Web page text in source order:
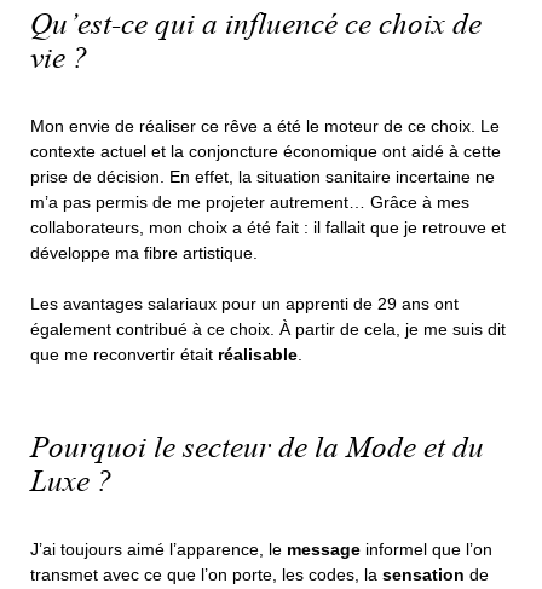
Qu’est-ce qui a influencé ce choix de
vie ?
Mon envie de réaliser ce rêve a été le moteur de ce choix. Le
contexte actuel et la conjoncture économique ont aidé à cette
prise de décision. En effet, la situation sanitaire incertaine ne
m’a pas permis de me projeter autrement… Grâce à mes
collaborateurs, mon choix a été fait : il fallait que je retrouve et
développe ma fibre artistique.
Les avantages salariaux pour un apprenti de 29 ans ont
également contribué à ce choix. À partir de cela, je me suis dit
que me reconvertir était réalisable
Pourquoi le secteur de la Mode et du
Luxe ?
J’ai toujours aimé l’apparence, le message informel que l’on
transmet avec ce que l’on porte, les codes, la sensation de